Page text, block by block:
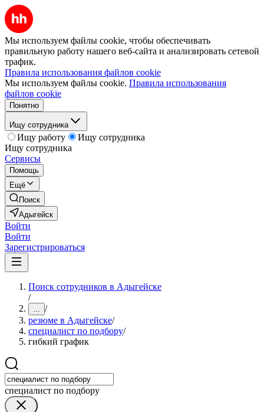
Мы используем файлы cookie, чтобы обеспечивать
правильную работу нашего веб-сайта и анализировать сетевой
трафик.
Правила использования файлов cookie
Мы используем файлы cookie. Правила использования
файлов cookie
Понятно
Ищу сотрудника
Ищу работу
Ищу сотрудника
Ищу сотрудника
Сервисы
Помощь
Ещё
Поиск
Адыгейск
Войти
Войти
Зарегистрироваться
Поиск сотрудников в Адыгейске
/
... /
резюме в Адыгейске/
специалист по подбору/
гибкий график
специалист по подбору